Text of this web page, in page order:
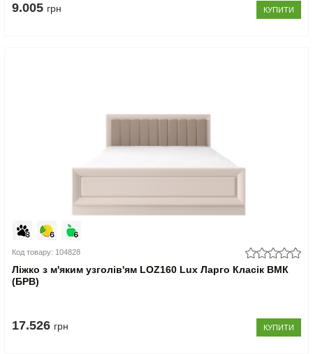
9.005 грн КУПИТИ
Код товару: 104828
Ліжко з м'яким узголів'ям LOZ160 Lux Ларго Класік ВМК
(БРВ)
17.526 грн КУПИТИ